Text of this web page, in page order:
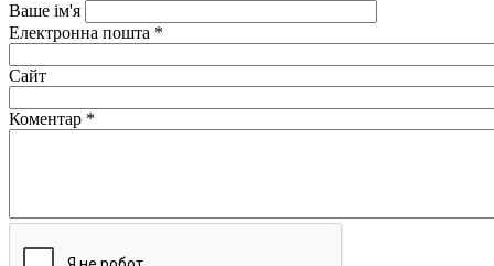
Ваше ім'я
Електронна пошта *
Сайт
Коментар *